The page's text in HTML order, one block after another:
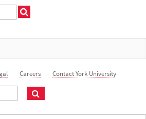
Careers Contact York University